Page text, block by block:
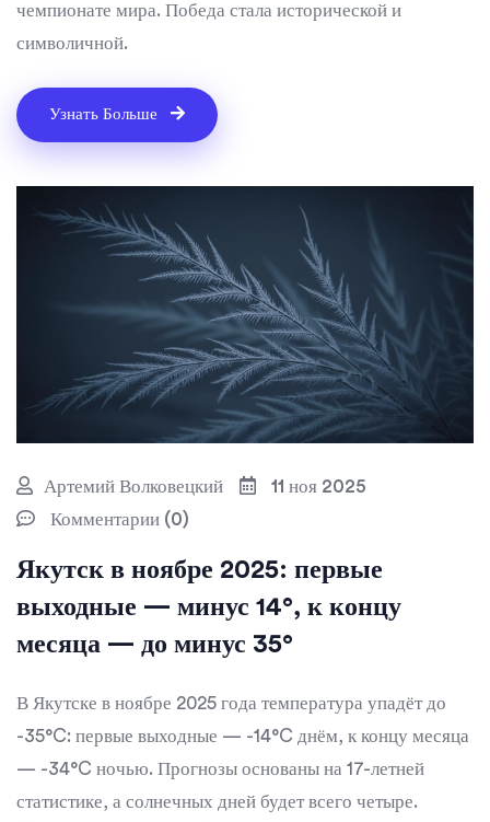
чемпионате мира. Победа стала исторической и
символичной.
Узнать Больше
Артемий Волковецкий
11 ноя 2025
Комментарии (0)
Якутск в ноябре 2025: первые
выходные — минус 14°, к концу
месяца — до минус 35°
В Якутске в ноябре 2025 года температура упадёт до
-35°C: первые выходные — -14°C днём, к концу месяца
— -34°C ночью. Прогнозы основаны на 17-летней
статистике, а солнечных дней будет всего четыре.